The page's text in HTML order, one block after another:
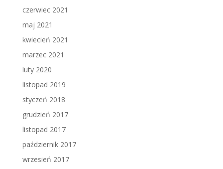
czerwiec 2021
maj 2021
kwiecień 2021
marzec 2021
luty 2020
listopad 2019
styczeń 2018
grudzień 2017
listopad 2017
październik 2017
wrzesień 2017